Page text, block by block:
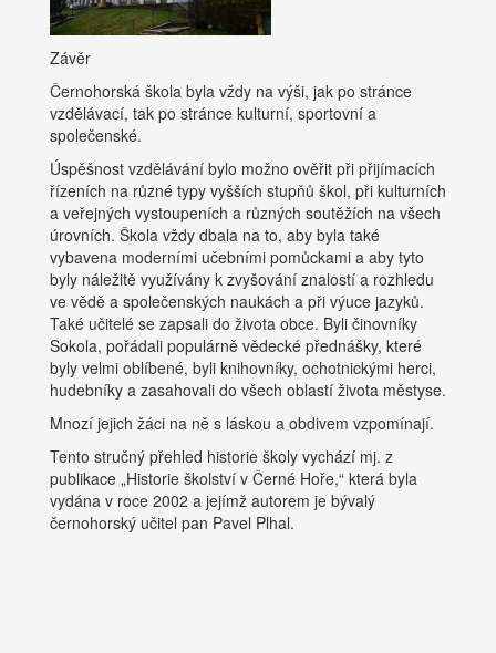
Závěr
Černohorská škola byla vždy na výši, jak po stránce
vzdělávací, tak po stránce kulturní, sportovní a
společenské.
Úspěšnost vzdělávání bylo možno ověřit při přijímacích
řízeních na různé typy vyšších stupňů škol, při kulturních
a veřejných vystoupeních a různých soutěžích na všech
úrovních. Škola vždy dbala na to, aby byla také
vybavena moderními učebními pomůckami a aby tyto
byly náležitě využívány k zvyšování znalostí a rozhledu
ve vědě a společenských naukách a při výuce jazyků.
Také učitelé se zapsali do života obce. Byli činovníky
Sokola, pořádali populárně vědecké přednášky, které
byly velmi oblíbené, byli knihovníky, ochotnickými herci,
hudebníky a zasahovali do všech oblastí života městyse.
Mnozí jejich žáci na ně s láskou a obdivem vzpomínají.
Tento stručný přehled historie školy vychází mj. z
publikace „Historie školství v Černé Hoře,“ která byla
vydána v roce 2002 a jejímž autorem je bývalý
černohorský učitel pan Pavel Plhal.